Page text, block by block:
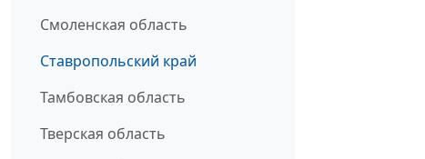
Смоленская область
Ставропольский край
Тамбовская область
Тверская область